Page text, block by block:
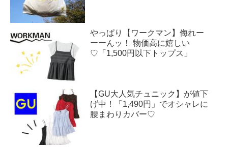
やっぱり【ワークマン】侮れー
ーーんッ！ 物価高に嬉しい
♡「1,500円以下トップス」
【GU大人気チュニック】が値下
げ中！「1,490円」でオシャレに
腰まわりカバー♡